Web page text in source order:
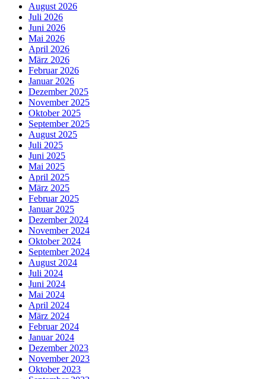
August 2026
Juli 2026
Juni 2026
Mai 2026
April 2026
März 2026
Februar 2026
Januar 2026
Dezember 2025
November 2025
Oktober 2025
September 2025
August 2025
Juli 2025
Juni 2025
Mai 2025
April 2025
März 2025
Februar 2025
Januar 2025
Dezember 2024
November 2024
Oktober 2024
September 2024
August 2024
Juli 2024
Juni 2024
Mai 2024
April 2024
März 2024
Februar 2024
Januar 2024
Dezember 2023
November 2023
Oktober 2023